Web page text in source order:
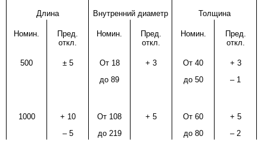
Длина Внутренний диаметр Толщина
Номин.
Пред.
откл.
Номин.
Пред.
откл.
Номин.
Пред.
откл.
500 ±5 От18
до 89
+ 3 От 40
до50
+ 3
– 1
1000 + 10
– 5
От 108
до219
+ 5 От 60
до80
+ 5
– 2